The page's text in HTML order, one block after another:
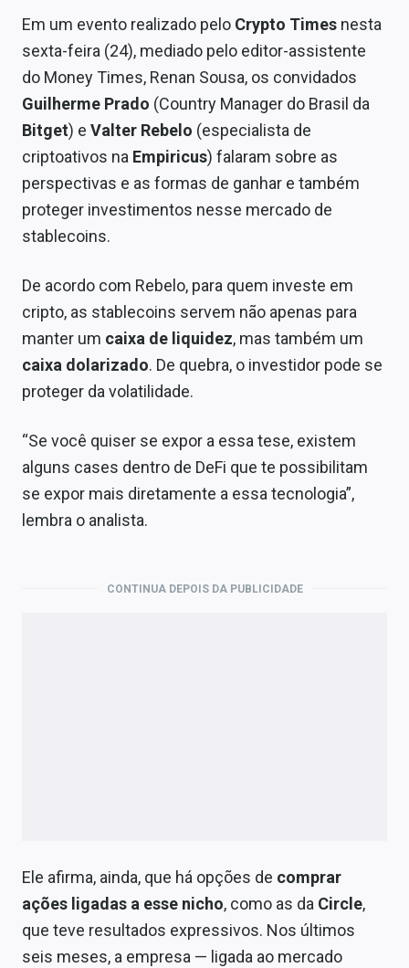
Em um evento realizado pelo Crypto Times nesta
sexta-feira (24), mediado pelo editor-assistente
do Money Times, Renan Sousa, os convidados
Guilherme Prado (Country Manager do Brasil da
Bitget) e Valter Rebelo (especialista de
criptoativos na Empiricus) falaram sobre as
perspectivas e as formas de ganhar e também
proteger investimentos nesse mercado de
stablecoins.
De acordo com Rebelo, para quem investe em
cripto, as stablecoins servem não apenas para
manter um caixa de liquidez, mas também um
caixa dolarizado. De quebra, o investidor pode se
proteger da volatilidade.
“Se você quiser se expor a essa tese, existem
alguns cases dentro de DeFi que te possibilitam
se expor mais diretamente a essa tecnologia”,
lembra o analista.
CONTINUA DEPOIS DA PUBLICIDADE
Ele afirma, ainda, que há opções de comprar
ações ligadas a esse nicho, como as da Circle,
que teve resultados expressivos. Nos últimos
seis meses, a empresa — ligada ao mercado